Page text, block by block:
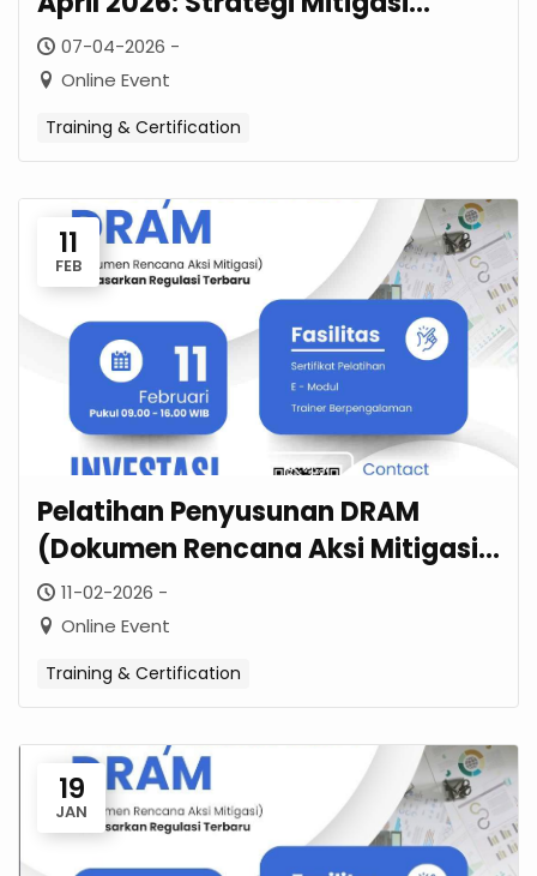
Berdasarkan Regulasi Terbaru
07-04-2026 -
Online Event
Training & Certification
11
FEB
Pelatihan Penyusunan DRAM
(Dokumen Rencana Aksi Mitigasi)
| Februari 2026
11-02-2026 -
Online Event
Training & Certification
19
JAN